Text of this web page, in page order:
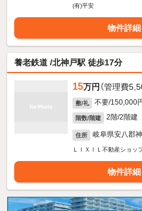
(有)平安
物件詳
養老鉄道 /北神戸駅 徒歩17分
15万円 （管理費
敷/礼 不要/150,000
階数/階建 2階/2階建
住所 岐阜県安八郡
ＬＩＸＩＬ不動産ショ
物件詳